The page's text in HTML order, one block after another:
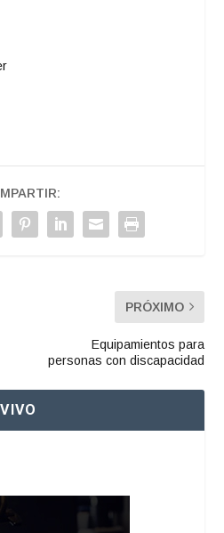
PRÓXIMO
Equipamientos para
personas con discapacidad